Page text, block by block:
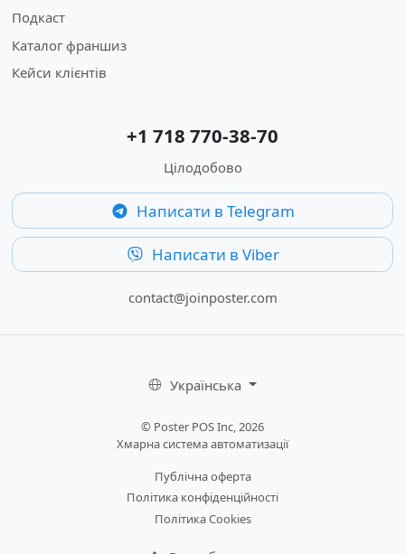
Подкаст
Каталог франшиз
Кейси клієнтів
+1 718 770-38-70
Цілодобово
Написати в Telegram
Написати в Viber
contact@joinposter.com
Українська
© Poster POS Inc, 2026
Хмарна система автоматизації
Публічна оферта
Політика конфіденційності
Політика Cookies